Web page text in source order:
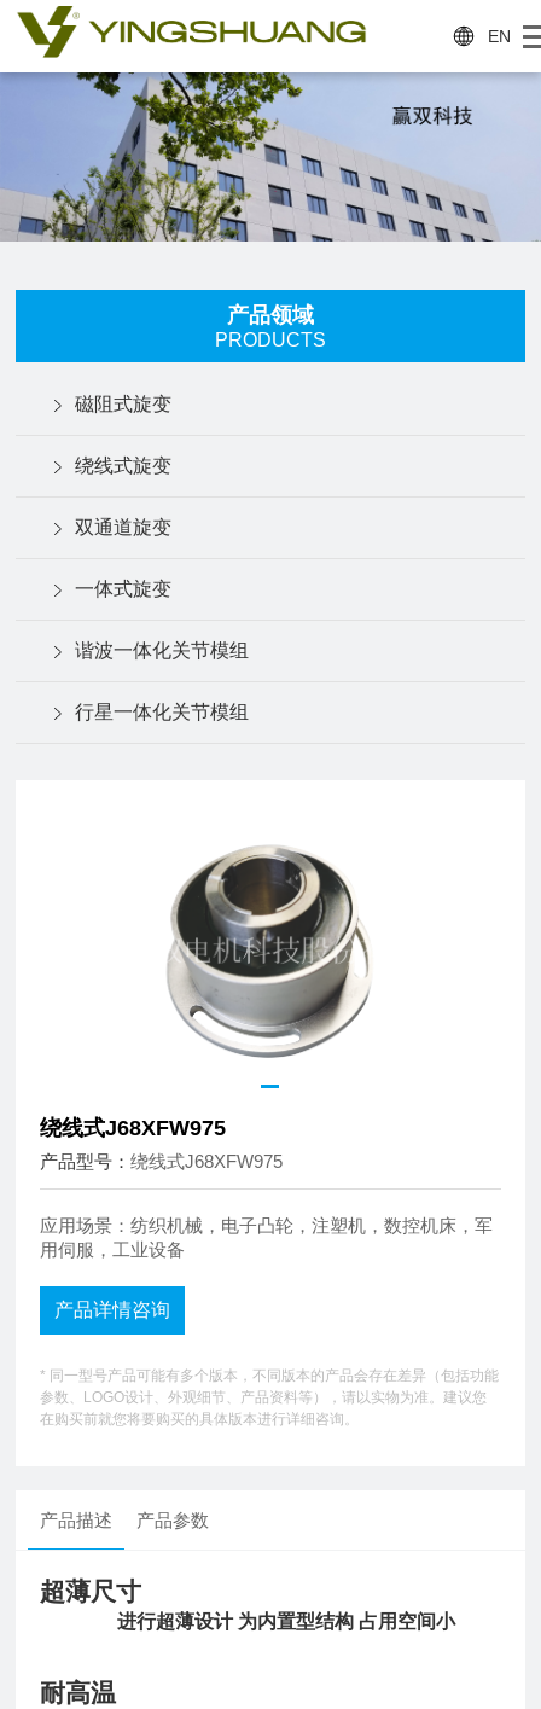
EN
产品领域
PRODUCTS
磁阻式旋变
绕线式旋变
双通道旋变
一体式旋变
谐波一体化关节模组
行星一体化关节模组
绕线式J68XFW975
产品型号：绕线式J68XFW975
应用场景：纺织机械，电子凸轮，注塑机，数控机床，军
用伺服，工业设备
产品详情咨询
* 同一型号产品可能有多个版本，不同版本的产品会存在差异（包括功能
参数、LOGO设计、外观细节、产品资料等），请以实物为准。建议您
在购买前就您将要购买的具体版本进行详细咨询。
产品描述 产品参数
超薄尺寸
进行超薄设计 为内置型结构 占用空间小
耐高温